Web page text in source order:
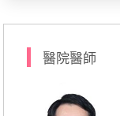
醫院醫師